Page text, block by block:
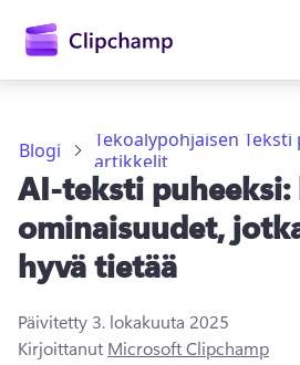
Kokeile maksutta
Blogi
Tekoälypohjaisen
artikkelit
AI-teksti
ominaisuudet,
hyvä tietää
Päivitetty 3. lokakuuta 2025
Kirjoittanut Microsoft Clipchamp